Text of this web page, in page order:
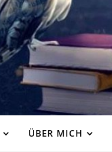
ÜBER MICH